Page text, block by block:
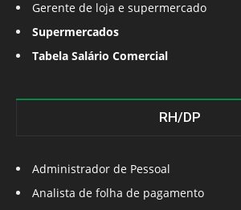
Gerente de loja e supermercado
Supermercados
Tabela Salário Comercial
RH/DP
Administrador de Pessoal
Analista de folha de pagamento